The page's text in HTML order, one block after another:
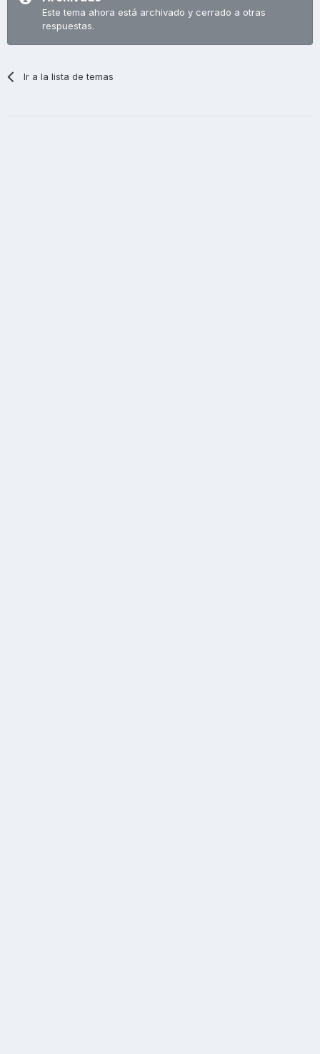
Este tema ahora está archivado y cerrado a otras
respuestas.
Ir a la lista de temas